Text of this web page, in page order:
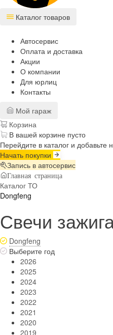
Каталог товаров
Автосервис
Оплата и доставка
Акции
О компании
Для юрлиц
Контакты
Мой гараж
Корзина
В вашей корзине пусто
Перейдите в каталог и
Начать покупки
Запись в автосервис
Главная страница
Каталог ТО
Dongfeng
Свечи
Dongfeng
Выберите год
2026
2025
2024
2023
2022
2021
2020
2019